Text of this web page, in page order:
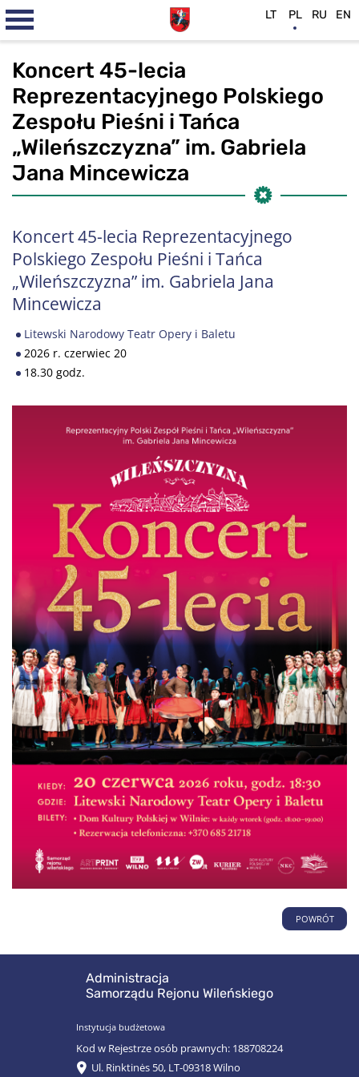
Koncert 45-lecia
Reprezentacyjnego Polskiego
Zespołu Pieśni i Tańca
„Wileńszczyzna” im. Gabriela
Jana Mincewicza
Koncert 45-lecia Reprezentacyjnego
Polskiego Zespołu Pieśni i Tańca
„Wileńszczyzna” im. Gabriela Jana
Mincewicza
Litewski Narodowy Teatr Opery i Baletu
2026 r. czerwiec 20
18.30 godz.
POWRÓT
Administracja
Samorządu Rejonu Wileńskiego
Instytucja budżetowa
Kod w Rejestrze osób prawnych: 188708224
Ul. Rinktinės 50, LT-09318 Wilno
LT PL RU EN